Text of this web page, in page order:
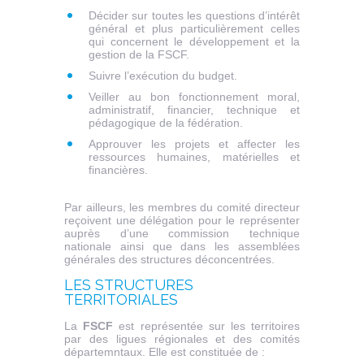
Décider sur toutes les questions d’intérêt
général et plus particulièrement celles
qui concernent le développement et la
gestion de la FSCF.
Suivre l’exécution du budget.
Veiller au bon fonctionnement moral,
administratif, financier, technique et
pédagogique de la fédération.
Approuver les projets et affecter les
ressources humaines, matérielles et
financières.
Par ailleurs, les membres du comité directeur
reçoivent une délégation pour le représenter
auprès d’une commission technique
nationale ainsi que dans les assemblées
générales des structures déconcentrées.
LES STRUCTURES
TERRITORIALES
La FSCF est représentée sur les territoires
par des ligues régionales et des comités
départemntaux. Elle est constituée de :